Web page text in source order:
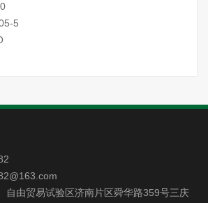
5
自由贸易试验区济南片区舜华路359号三庆